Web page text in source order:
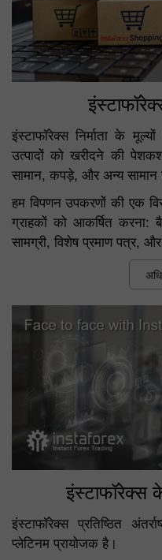
इंस्टाफॉरेक्स निर्माता के
उत्पादों को खरीदने की
सामान, कपड़े, और अन्य सामान
हम विपणन उपकरणों की एक
ग्राहकों को आकर्षित करना:
सामग्री, विशेष प्रमाण पत्र, और
इंस्टाफॉरेक्स प्रतिष्ठित
प्लेटिनम प्रायोजक है।